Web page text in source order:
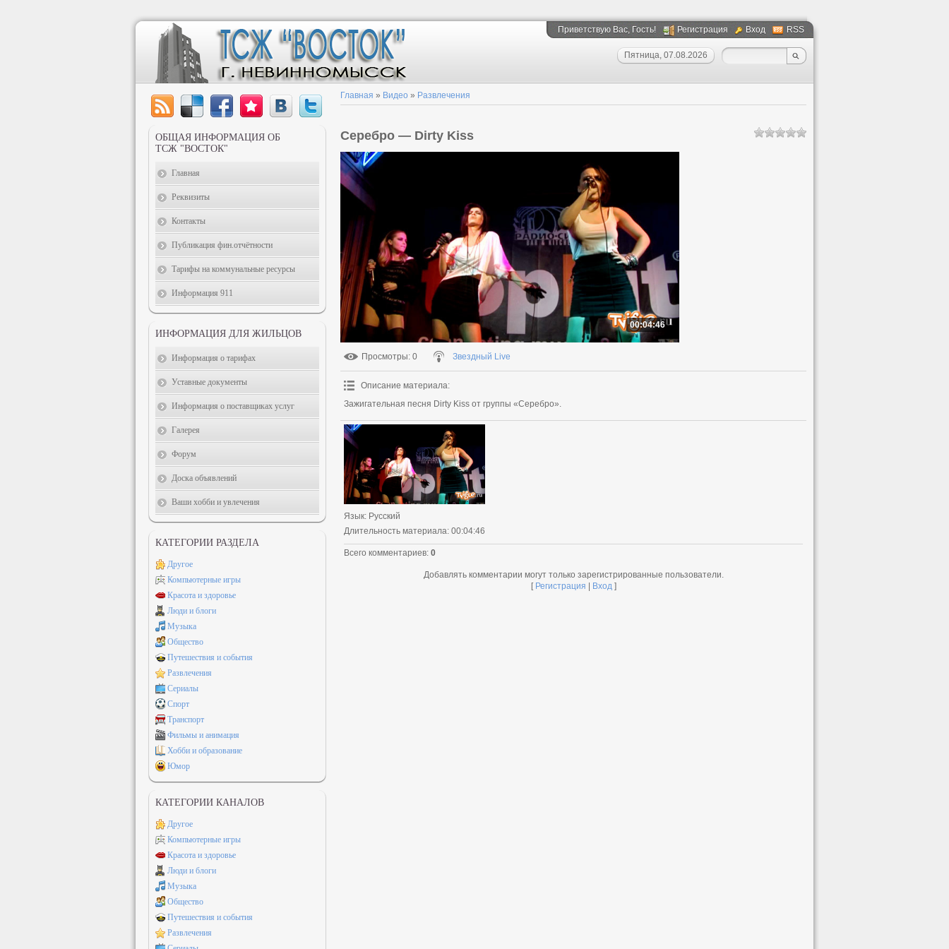
Приветствую Вас, Гость! Регистрация Вход RSS
Пятница, 07.08.2026
Главная » Видео » Развлечения
Серебро — Dirty Kiss
00:04:46
Просмотры: 0 Звездный Live
Описание материала:
Зажигательная песня Dirty Kiss от группы «Серебро».
Язык: Русский
Длительность материала: 00:04:46
Всего комментариев: 0
Добавлять комментарии могут только зарегистрированные пользователи.
[ Регистрация | Вход ]
ОБЩАЯ ИНФОРМАЦИЯ ОБ
ТСЖ "ВОСТОК"
Главная
Реквизиты
Контакты
Публикация фин.отчётности
Тарифы на коммунальные ресурсы
Информация 911
ИНФОРМАЦИЯ ДЛЯ ЖИЛЬЦОВ
Информация о тарифах
Уставные документы
Информация о поставщиках услуг
Галерея
Форум
Доска объявлений
Ваши хобби и увлечения
КАТЕГОРИИ РАЗДЕЛА
Другое
Компьютерные игры
Красота и здоровье
Люди и блоги
Музыка
Общество
Путешествия и события
Развлечения
Сериалы
Спорт
Транспорт
Фильмы и анимация
Хобби и образование
Юмор
КАТЕГОРИИ КАНАЛОВ
Другое
Компьютерные игры
Красота и здоровье
Люди и блоги
Музыка
Общество
Путешествия и события
Развлечения